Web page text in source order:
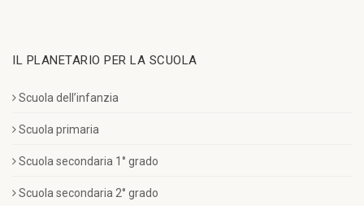
IL PLANETARIO PER LA SCUOLA
Scuola dell’infanzia
Scuola primaria
Scuola secondaria 1° grado
Scuola secondaria 2° grado